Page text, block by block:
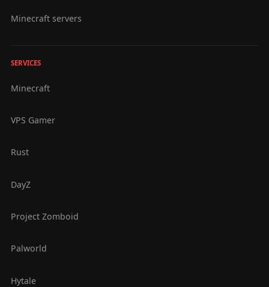
Minecraft servers
SERVICES
Minecraft
VPS Gamer
Rust
DayZ
Project Zomboid
Palworld
Hytale